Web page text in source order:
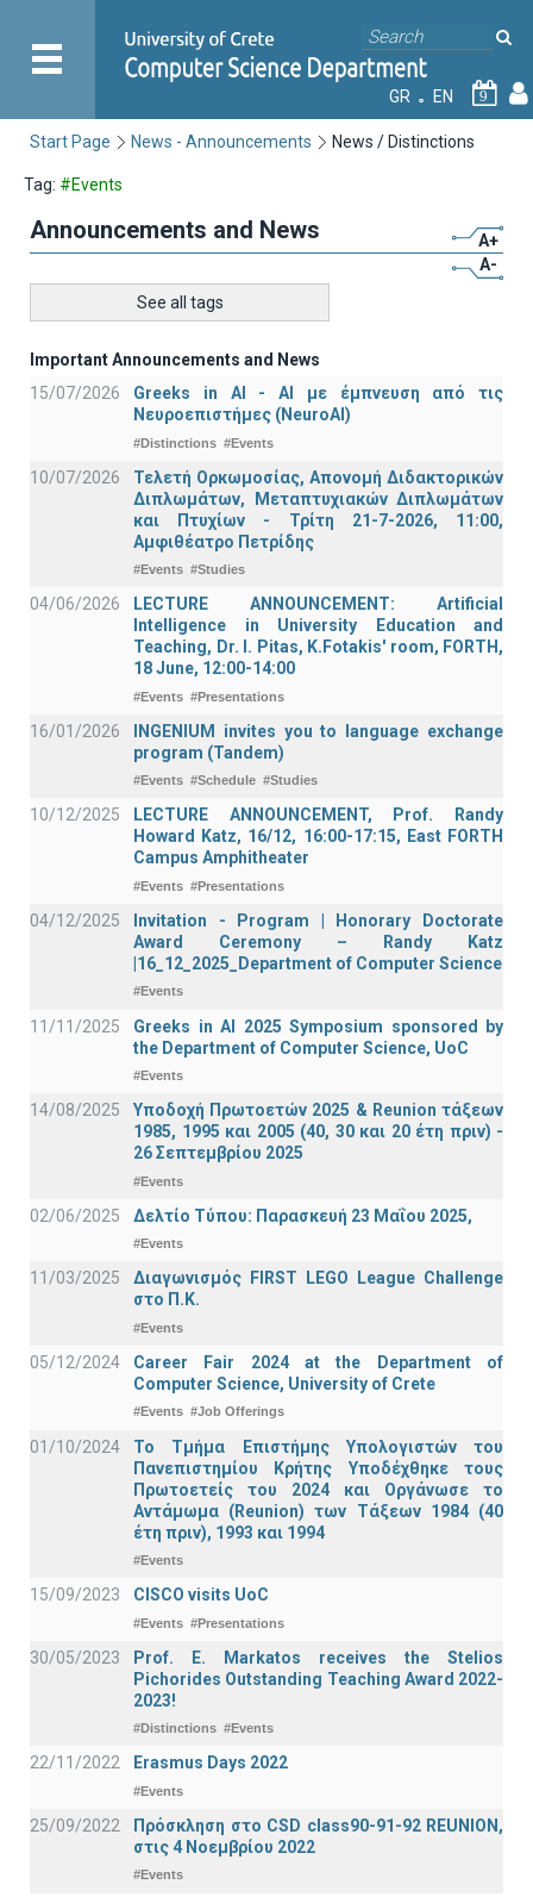
GR EN 9
Start Page News - Announcements News / Distinctions
Tag: #Events
Announcements and News
A+
A-
See all tags
Important Announcements and News
15/07/2026
Greeks in AI - ΑΙ με έμπνευση από τις
Νευροεπιστήμες (NeuroAI)
#Distinctions #Events
10/07/2026
Τελετή Ορκωμοσίας, Απονομή Διδακτορικών
Διπλωμάτων, Μεταπτυχιακών Διπλωμάτων
και Πτυχίων - Τρίτη 21-7-2026, 11:00,
Αμφιθέατρο Πετρίδης
#Events #Studies
04/06/2026
LECTURE ANNOUNCEMENT: Artificial
Intelligence in University Education and
Teaching, Dr. I. Pitas, K.Fotakis' room, FORTH,
18 June, 12:00-14:00
#Events #Presentations
16/01/2026
INGENIUM invites you to language exchange
program (Tandem)
#Events #Schedule #Studies
10/12/2025
LECTURE ANNOUNCEMENT, Prof. Randy
Howard Katz, 16/12, 16:00-17:15, East FORTH
Campus Amphitheater
#Events #Presentations
04/12/2025
Invitation - Program | Honorary Doctorate
Award Ceremony – Randy Katz
|16_12_2025_Department of Computer Science
#Events
11/11/2025
Greeks in AI 2025 Symposium sponsored by
the Department of Computer Science, UoC
#Events
14/08/2025
Υποδοχή Πρωτοετών 2025 & Reunion τάξεων
1985, 1995 και 2005 (40, 30 και 20 έτη πριν) -
26 Σεπτεμβρίου 2025
#Events
02/06/2025 Δελτίο Τύπου: Παρασκευή 23 Μαΐου 2025,
#Events
11/03/2025
Διαγωνισμός FIRST LEGO League Challenge
στο Π.Κ.
#Events
05/12/2024
Career Fair 2024 at the Department of
Computer Science, University of Crete
#Events #Job Offerings
01/10/2024
Το Τμήμα Επιστήμης Υπολογιστών του
Πανεπιστημίου Κρήτης Υποδέχθηκε τους
Πρωτοετείς του 2024 και Οργάνωσε το
Αντάμωμα (Reunion) των Τάξεων 1984 (40
έτη πριν), 1993 και 1994
#Events
15/09/2023 CISCO visits UoC
#Events #Presentations
30/05/2023
Prof. E. Markatos receives the Stelios
Pichorides Outstanding Teaching Award 2022-
2023!
#Distinctions #Events
22/11/2022 Erasmus Days 2022
#Events
25/09/2022
Πρόσκληση στο CSD class90-91-92 REUNION,
στις 4 Νοεμβρίου 2022
#Events